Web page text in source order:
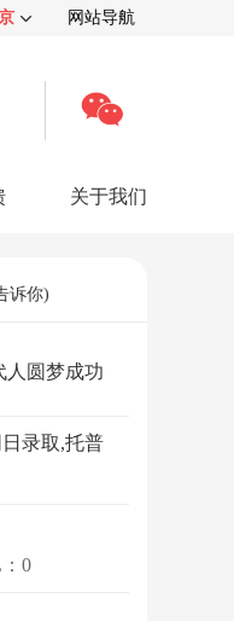
网站导航
关于我们
媒体报道
诉你)
人圆梦成功
录取,托普
0